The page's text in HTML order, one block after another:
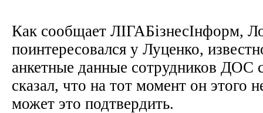
Как сообщает ЛІГАБізнесІнформ,
поинтересовался у Луценко,
анкетные данные сотрудников ДОС
сказал, что на тот момент он этого
может это подтвердить.